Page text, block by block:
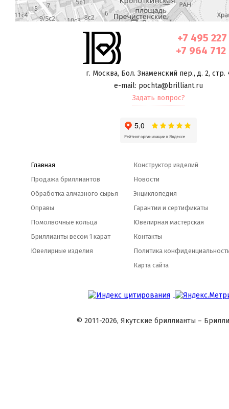
+7 495
+7 964
г. Москва, Бол. Знаменский пер., д. 2, стр.
e-mail: pochta@brilliant.ru
Задать вопрос?
Главная
Продажа бриллиантов
Обработка алмазного сырья
Оправы
Помолвочные кольца
Бриллианты весом 1 карат
Ювелирные изделия
Конструктор изделий
Новости
Энциклопедия
Гарантии и сертификаты
Ювелирная мастерская
Контакты
Политика
Карта сайта
© 2011-2026, Якутские бриллианты –